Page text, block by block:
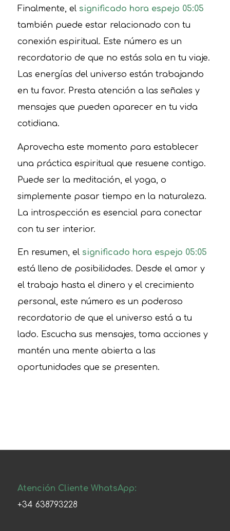
Finalmente, el significado hora espejo 05:05
también puede estar relacionado con tu
conexión espiritual. Este número es un
recordatorio de que no estás sola en tu viaje.
Las energías del universo están trabajando
en tu favor. Presta atención a las señales y
mensajes que pueden aparecer en tu vida
cotidiana.
Aprovecha este momento para establecer
una práctica espiritual que resuene contigo.
Puede ser la meditación, el yoga, o
simplemente pasar tiempo en la naturaleza.
La introspección es esencial para conectar
con tu ser interior.
En resumen, el significado hora espejo 05:05
está lleno de posibilidades. Desde el amor y
el trabajo hasta el dinero y el crecimiento
personal, este número es un poderoso
recordatorio de que el universo está a tu
lado. Escucha sus mensajes, toma acciones y
mantén una mente abierta a las
oportunidades que se presenten.
Atención Cliente WhatsApp:
+34 638793228